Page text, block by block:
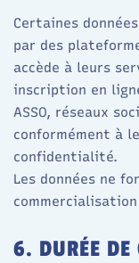
Certaines
par des
accède à leurs
inscription en
ASSO, réseaux
conformément à
confidentialité.​
Les données ne
6. DURÉE DE